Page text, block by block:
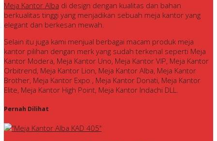
Meja Kantor Alba di design dengan kualitas dan bahan
berkualitas tinggi yang menjadikan sebuah meja kantor yang
elegant dan berkesan mewah.
Selain itu juga kami menjual berbagai macam produk meja
kantor pilihan dengan merk yang sudah terkenal seperti Meja
Kantor Modera, Meja Kantor Uno, Meja Kantor VIP, Meja Kantor
Orbitrend, Meja Kantor Lion, Meja Kantor Alba, Meja Kantor
Brother, Meja Kantor Expo , Meja Kantor Donati, Meja Kantor
Elite, Meja Kantor High Point, Meja Kantor Indachi DLL.
Pernah Dilihat